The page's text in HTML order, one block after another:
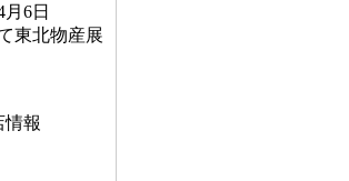
6日
東北物産展
情報